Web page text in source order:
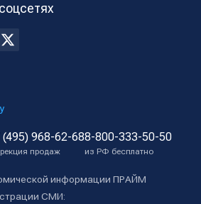
(495) 968-62-68
продаж
8-800-333-50-50
из РФ бесплатно
информации ПРАЙМ
СМИ: